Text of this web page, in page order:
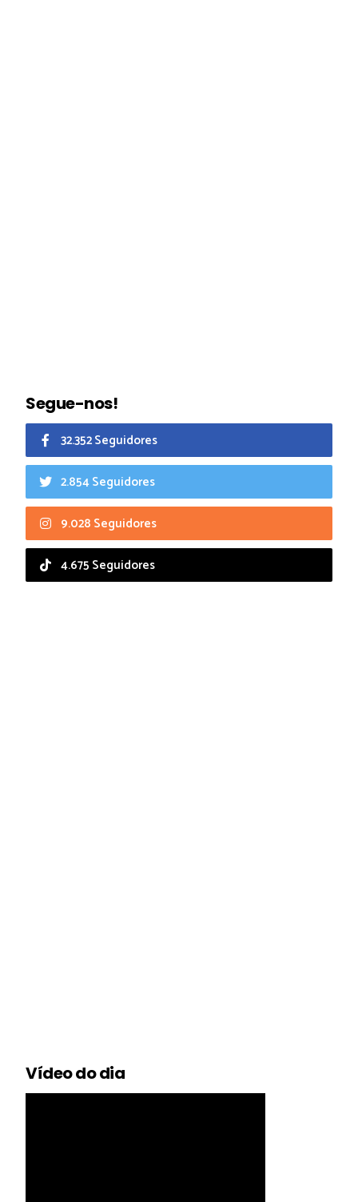
Segue-nos!
32.352 Seguidores
2.854 Seguidores
9.028 Seguidores
4.675 Seguidores
Vídeo do dia